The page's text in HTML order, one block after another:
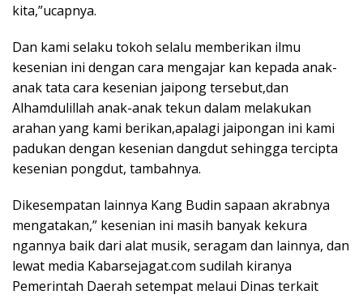
kita,”ucapnya.
Dan kami selaku tokoh selalu memberikan ilmu
kesenian ini dengan cara mengajar kan kepada anak-
anak tata cara kesenian jaipong tersebut,dan
Alhamdulillah anak-anak tekun dalam melakukan
arahan yang kami berikan,apalagi jaipongan ini kami
padukan dengan kesenian dangdut sehingga tercipta
kesenian pongdut, tambahnya.
Dikesempatan lainnya Kang Budin sapaan akrabnya
mengatakan,” kesenian ini masih banyak kekura
ngannya baik dari alat musik, seragam dan lainnya, dan
lewat media Kabarsejagat.com sudilah kiranya
Pemerintah Daerah setempat melaui Dinas terkait